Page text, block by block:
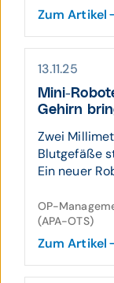
Zum Artikel
13.11.25
Mini-
Gehirn
Zwei
Blutgefäße
Ein neuer
OP-
(APA-OTS)
Zum Artikel